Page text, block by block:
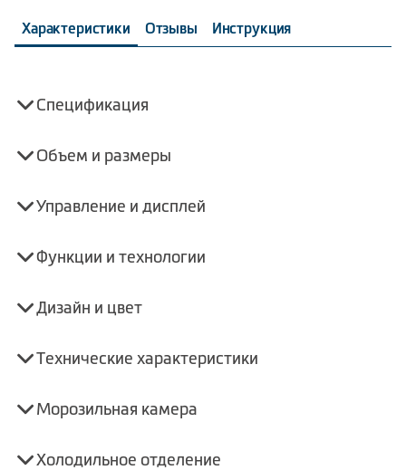
Характеристики Отзывы Инструкция
Спецификация
Объем и размеры
Управление и дисплей
Функции и технологии
Дизайн и цвет
Технические характеристики
Морозильная камера
Холодильное отделение